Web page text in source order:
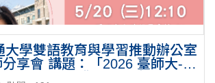
大學雙語教育與學習推動辦公室
享會 講題：「2026 臺師大-新
EMI 教師專業發展計畫學習分